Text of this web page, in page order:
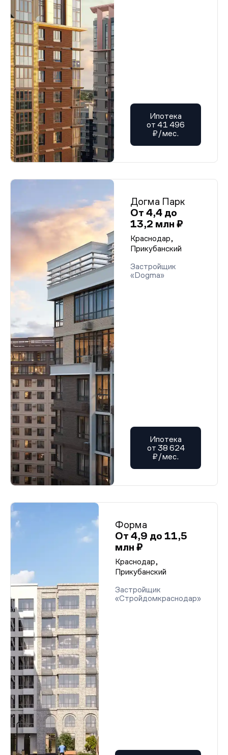
Ипотека
от 41 496
₽/мес.
Догма Парк
От 4,4 до
13,2 млн ₽
Краснодар,
Прикубанский
Застройщик
«Dogma»
Ипотека
от 38 624
₽/мес.
Форма
От 4,9 до 11,5
млн ₽
Краснодар,
Прикубанский
Застройщик
«Стройдомкраснодар»